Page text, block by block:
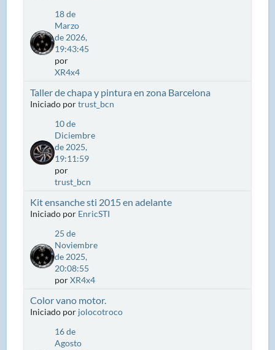
18 de
Marzo
de 2026,
19:43:45
por
XR4x4
Taller de chapa y pintura en zona Barcelona
Iniciado portrust_bcn
10 de
Diciembre
de 2025,
19:11:59
por
trust_bcn
Kit ensanche sti 2015 en adelante
Iniciado por EnricSTI
25 de
Noviembre
de 2025,
20:08:55
porXR4x4
Color vano motor.
Iniciado por jolocotroco
16 de
Agosto